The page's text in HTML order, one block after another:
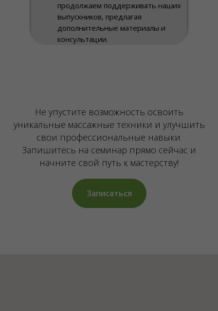
продолжаем поддерживать наших
выпускников, предлагая
дополнительные материалы и
консультации.
Не упустите возможность освоить
уникальные массажные техники и улучшить
свои профессиональные навыки.
Запишитесь на семинар прямо сейчас и
начните свой путь к мастерству!
Записаться